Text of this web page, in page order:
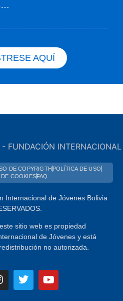
AQUÍ
DE COPYRIGTH POLÍTICA DE USO
DE COOKIESFAQ
Internacional de Jóvenes Bolivia
sitio web es propiedad
de Jóvenes y está
no autorizada.